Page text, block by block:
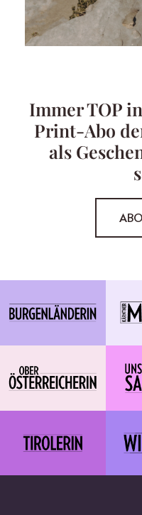
Immer TOP
Print-Abo
als